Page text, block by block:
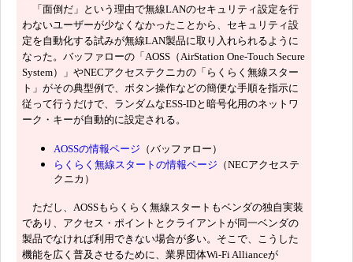
「面倒だ」という理由で無線LANのセキュリティ設定を行
わないユーザーが少なくなかったことから、セキュリティ設
定を自動化する試みが無線LAN製品に取り入れられるように
なった。バッファローの「AOSS（AirStation One-Touch Secure
System）」やNECアクセステクニカの「らくらく無線スター
ト」がその典型例で、ボタン操作などの簡便な手順を指示に
従って行うだけで、ランダムなESS-IDと暗号化用のネットワ
ーク・キーが自動的に設定される。
AOSSの情報ページ （バッファロー）
らくらく無線スタートの情報ページ （NECアクセステ
クニカ）
ただし、AOSSもらくらく無線スタートもベンダの独自実装
であり、アクセス・ポイントとクライアントが同一ベンダの
製品でなければ利用できない場合が多い。そこで、こうした
機能を広く普及させるために、業界団体Wi-Fi Allianceが